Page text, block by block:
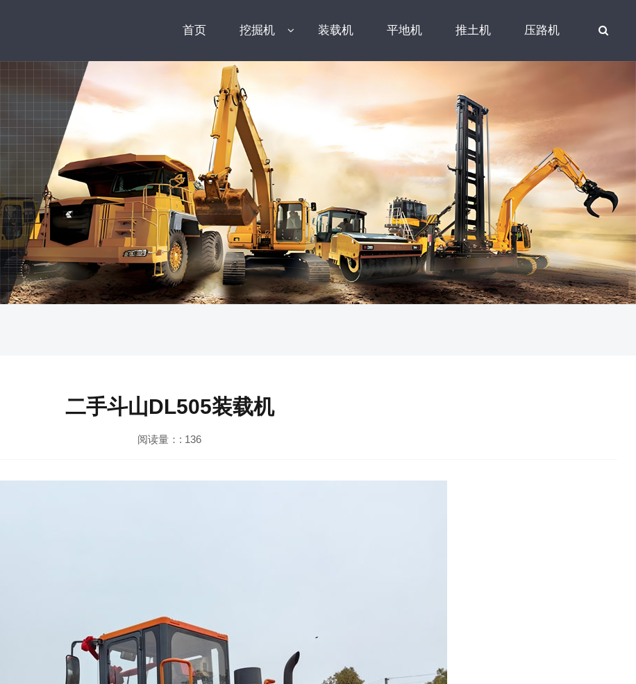
首页 挖掘机 装载机 平地机 推土机 压路机
二手斗山DL505装载机
阅读量：: 136